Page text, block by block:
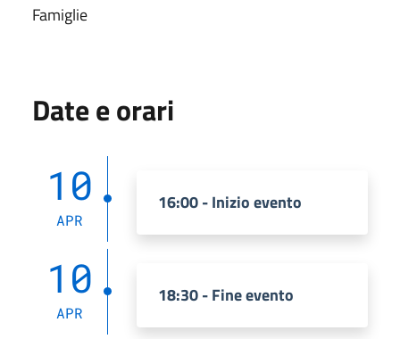
Famiglie
Date e orari
10
APR
16:00 - Inizio evento
10
APR
18:30 - Fine evento